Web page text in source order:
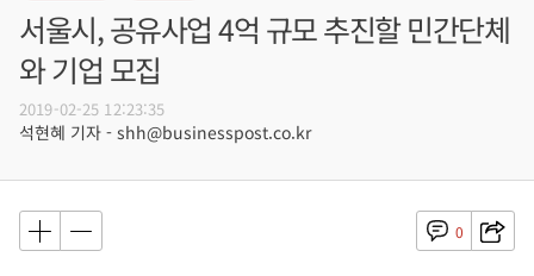
서울시, 공유사업 4억 규모 추진할 민간단체
와 기업 모집
2019-02-25 12:23:35
석현혜 기자 - shh@businesspost.co.kr
0